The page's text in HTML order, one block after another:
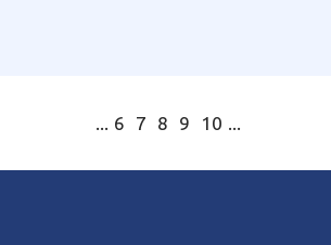
... 6 7 8 9 10 ...